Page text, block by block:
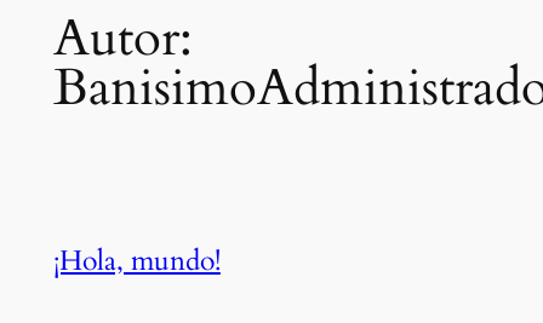
Autor:
¡Hola, mundo!